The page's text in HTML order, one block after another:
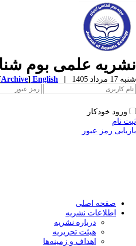
علمی بوم
مرداد 1405 |
English
[Archive]
ورود خودکار
نام
رمز عبور
صفحه اصلی
اطلاعات نشریه
درباره نشریه
هیئت تحریریه
اهداف و زمینه‌ها